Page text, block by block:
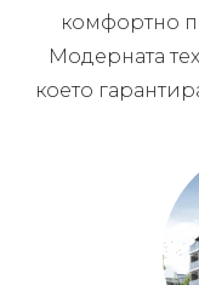
комфортно
Модерната
което